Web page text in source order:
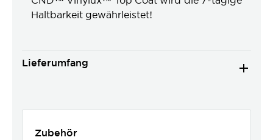
Haltbarkeit gewährleistet!
Lieferumfang
Zubehör